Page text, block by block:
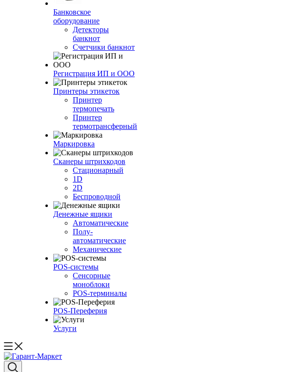
Банковское
оборудование
Детекторы
банкнот
Счетчики банкнот
Регистрация ИП и ООО
Принтеры этикеток
Принтер
термопечать
Принтер
термотрансферный
Маркировка
Сканеры штрихкодов
Стационарный
1D
2D
Беспроводной
Денежные ящики
Автоматические
Полу-
автоматические
Механические
POS-системы
Сенсорные
моноблоки
POS-терминалы
POS-Переферия
Услуги